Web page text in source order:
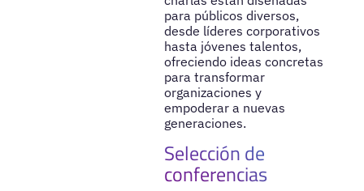
para públicos diversos,
desde líderes corporativos
hasta jóvenes talentos,
ofreciendo ideas concretas
para transformar
organizaciones y
empoderar a nuevas
generaciones.
Selección de
conferencias